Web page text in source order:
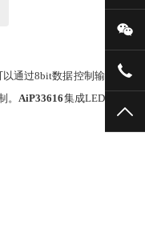
通过8bit数据控制输出
。 AiP33616集成LED消
微